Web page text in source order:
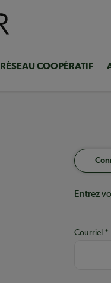
RÉSEAU COOPÉRATIF
Entrez
Courriel